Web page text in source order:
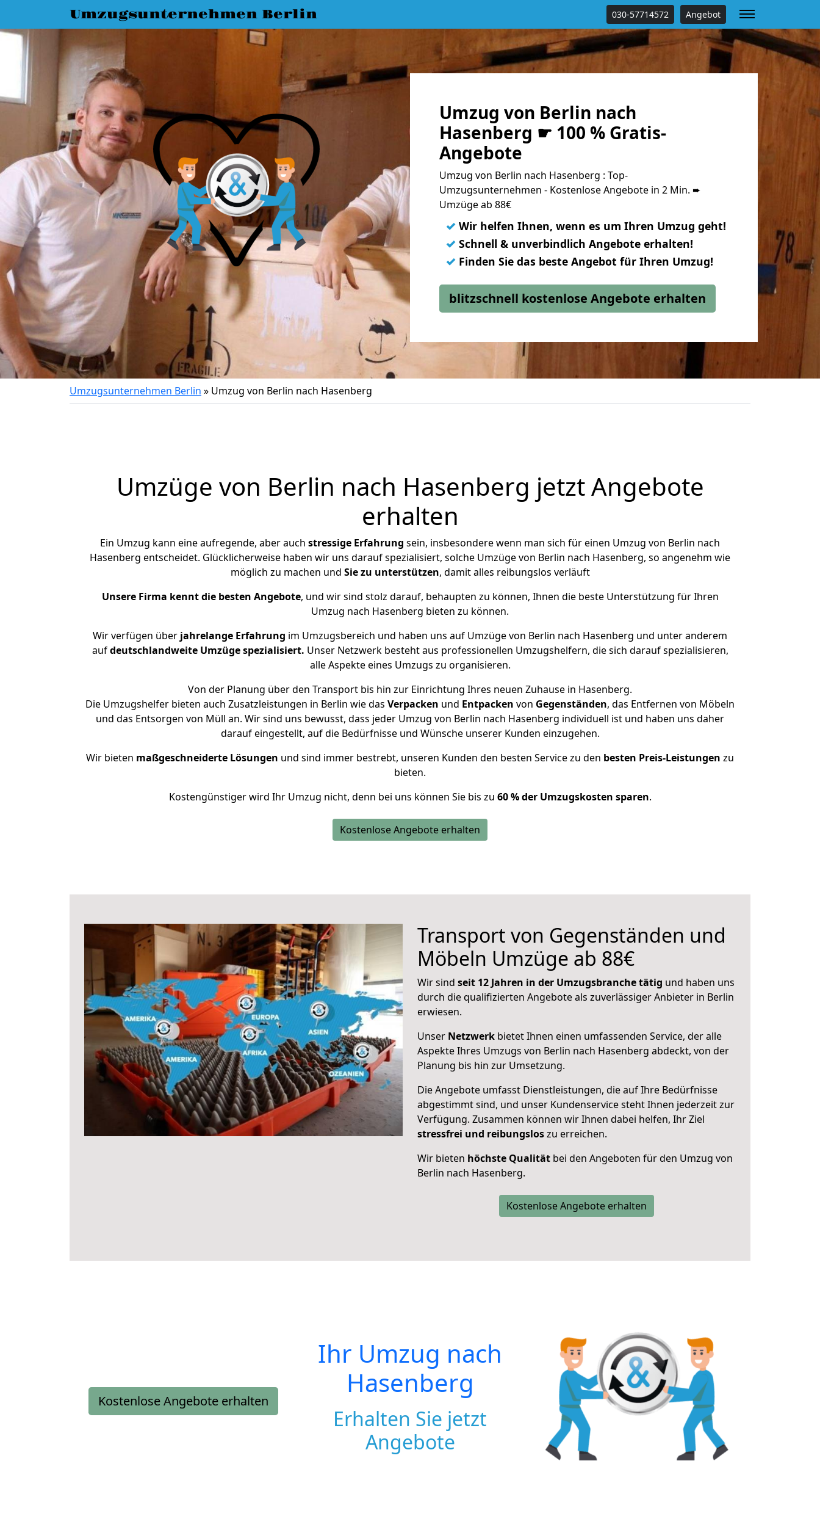
Umzugsunternehmen Berlin 030-57714572 Angebot
Umzug von Berlin nach
Hasenberg ☛ 100 % Gratis-
Angebote
Umzug von Berlin nach Hasenberg : Top-
Umzugsunternehmen - Kostenlose Angebote in 2 Min. ➨
Umzüge ab 88€
✓ Wir helfen Ihnen, wenn es um Ihren Umzug geht!
✓ Schnell & unverbindlich Angebote erhalten!
✓ Finden Sie das beste Angebot für Ihren Umzug!
blitzschnell kostenlose Angebote erhalten
Umzugsunternehmen Berlin » Umzug von Berlin nach Hasenberg
Umzüge von Berlin nach Hasenberg jetzt Angebote
erhalten
Ein Umzug kann eine aufregende, aber auch stressige Erfahrung sein, insbesondere wenn man sich für einen Umzug von Berlin nach
Hasenberg entscheidet. Glücklicherweise haben wir uns darauf spezialisiert, solche Umzüge von Berlin nach Hasenberg, so angenehm wie
möglich zu machen und Sie zu unterstützen, damit alles reibungslos verläuft
Unsere Firma kennt die besten Angebote, und wir sind stolz darauf, behaupten zu können, Ihnen die beste Unterstützung für Ihren
Umzug nach Hasenberg bieten zu können.
Wir verfügen über jahrelange Erfahrung im Umzugsbereich und haben uns auf Umzüge von Berlin nach Hasenberg und unter anderem
aufdeutschlandweite Umzüge spezialisiert. Unser Netzwerk besteht aus professionellen Umzugshelfern, die sich darauf spezialisieren,
alle Aspekte eines Umzugs zu organisieren.
Von der Planung über den Transport bis hin zur Einrichtung Ihres neuen Zuhause in Hasenberg.
Die Umzugshelfer bieten auch Zusatzleistungen in Berlin wie das Verpacken und Entpacken von Gegenständen, das Entfernen von Möbeln
und das Entsorgen von Müll an. Wir sind uns bewusst, dass jeder Umzug von Berlin nach Hasenberg individuell ist und haben uns daher
darauf eingestellt, auf die Bedürfnisse und Wünsche unserer Kunden einzugehen.
Wir bieten maßgeschneiderte Lösungen und sind immer bestrebt, unseren Kunden den besten Service zu den besten Preis-Leistungen zu
bieten.
Kostengünstiger wird Ihr Umzug nicht, denn bei uns können Sie bis zu 60 % der Umzugskosten sparen.
Kostenlose Angebote erhalten
Transport von Gegenständen und
Möbeln Umzüge ab 88€
Wir sind seit 12 Jahren in der Umzugsbranche tätig und haben uns
durch die qualifizierten Angebote als zuverlässiger Anbieter in Berlin
erwiesen.
Unser Netzwerk bietet Ihnen einen umfassenden Service, der alle
Aspekte Ihres Umzugs von Berlin nach Hasenberg abdeckt, von der
Planung bis hin zur Umsetzung.
Die Angebote umfasst Dienstleistungen, die auf Ihre Bedürfnisse
abgestimmt sind, und unser Kundenservice steht Ihnen jederzeit zur
Verfügung. Zusammen können wir Ihnen dabei helfen, Ihr Ziel
stressfrei und reibungsloszu erreichen.
Wir bieten höchste Qualität bei den Angeboten für den Umzug von
Berlin nach Hasenberg.
Kostenlose Angebote erhalten
Kostenlose Angebote erhalten
Ihr Umzug nach
Hasenberg
Erhalten Sie jetzt
Angebote